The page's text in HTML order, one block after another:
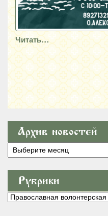
Читать…
Архив новостей
Архив
новостей
Рубрики
Рубрики